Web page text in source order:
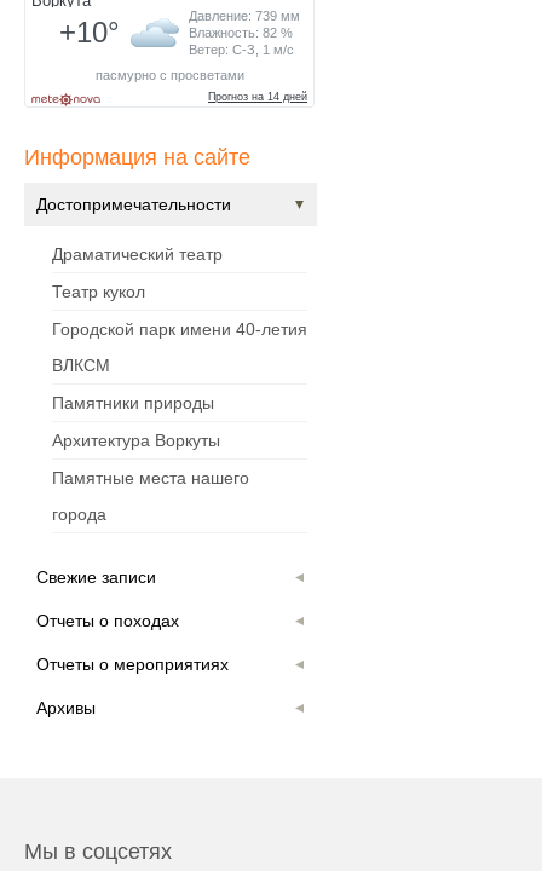
Информация на сайте
Достопримечательности
Драматический театр
Театр кукол
Городской парк имени 40-летия
ВЛКСМ
Памятники природы
Архитектура Воркуты
Памятные места нашего
города
Свежие записи
Отчеты о походах
Отчеты о мероприятиях
Архивы
Мы в соцсетях